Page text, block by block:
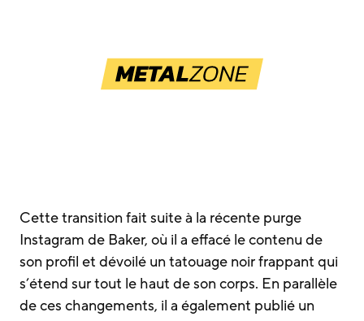
Cette transition fait suite à la récente purge
Instagram de Baker, où il a effacé le contenu de
son profil et dévoilé un tatouage noir frappant qui
s’étend sur tout le haut de son corps. En parallèle
de ces changements, il a également publié un